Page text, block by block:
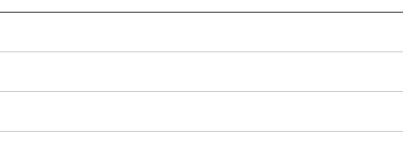
This content is not permitted to load due
visitor. The website owner needs to setup
to the list of technologies used.